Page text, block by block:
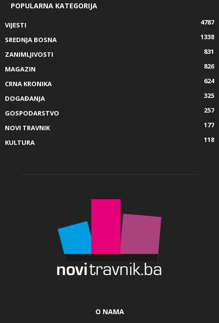
POPULARNA KATEGORIJA
VIJESTI
4787
SREDNJA BOSNA
1338
ZANIMLJIVOSTI
831
MAGAZIN
826
CRNA KRONIKA
624
DOGAĐANJA
325
GOSPODARSTVO
257
NOVI TRAVNIK
177
KULTURA
118
O NAMA